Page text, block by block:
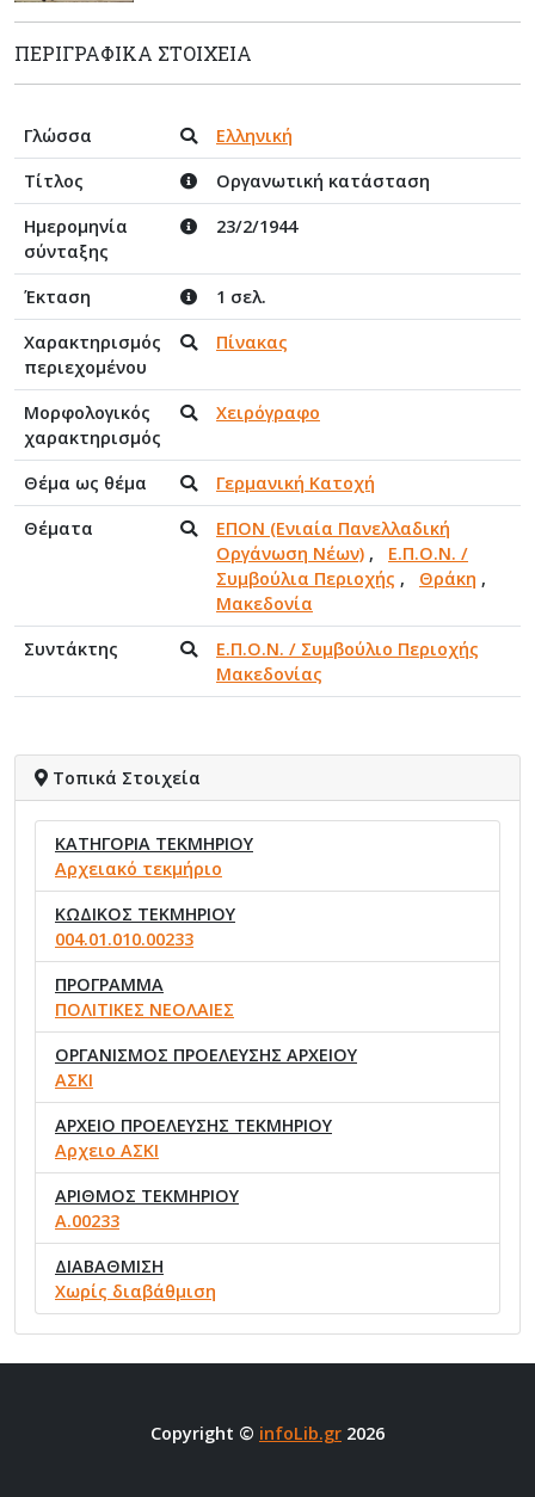
ΠΕΡΙΓΡΑΦΙΚΆ ΣΤΟΙΧΕΊΑ
Γλώσσα
Ελληνική
Τίτλος
Οργανωτική κατάσταση
Ημερομηνία
σύνταξης
23/2/1944
Έκταση
1 σελ.
Χαρακτηρισμός
περιεχομένου
Πίνακας
Μορφολογικός
χαρακτηρισμός
Χειρόγραφο
Θέμα ως θέμα
Γερμανική Κατοχή
Θέματα
ΕΠΟΝ (Ενιαία Πανελλαδική
Οργάνωση Νέων) , Ε.Π.Ο.Ν. /
Συμβούλια Περιοχής , Θράκη ,
Μακεδονία
Συντάκτης
Ε.Π.Ο.Ν. / Συμβούλιο Περιοχής
Μακεδονίας
Τοπικά Στοιχεία
ΚΑΤΗΓΟΡΙΑ ΤΕΚΜΗΡΙΟΥ
Αρχειακό τεκμήριο
ΚΩΔΙΚΟΣ ΤΕΚΜΗΡΙΟΥ
004.01.010.00233
ΠΡΟΓΡΑΜΜΑ
ΠΟΛΙΤΙΚΕΣ ΝΕΟΛΑΙΕΣ
ΟΡΓΑΝΙΣΜΟΣ ΠΡΟΕΛΕΥΣΗΣ ΑΡΧΕΙΟΥ
ΑΣΚΙ
ΑΡΧΕΙΟ ΠΡΟΕΛΕΥΣΗΣ ΤΕΚΜΗΡΙΟΥ
Αρχειο ΑΣΚΙ
ΑΡΙΘΜΟΣ ΤΕΚΜΗΡΙΟΥ
Α.00233
ΔΙΑΒΑΘΜΙΣΗ
Χωρίς διαβάθμιση
Copyright © infoLib.gr 2026